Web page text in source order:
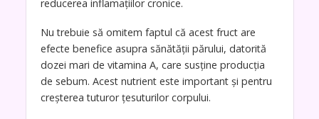
reducerea inflamațiilor cronice.
Nu trebuie să omitem faptul că acest fruct are
efecte benefice asupra sănătății părului, datorită
dozei mari de vitamina A, care susține producția
de sebum. Acest nutrient este important și pentru
creșterea tuturor țesuturilor corpului.